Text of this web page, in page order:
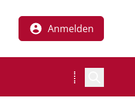
Anmelden